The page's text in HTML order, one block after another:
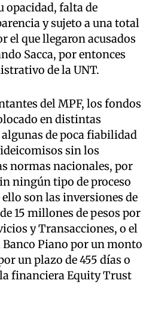
opacidad, falta de
y sujeto a una total
el que llegaron acusados
Sacca, por entonces
de la UNT.
del MPF, los fondos
en distintas
de poca fiabilidad
sin los
normas nacionales, por
ningún tipo de proceso
son las inversiones de
15 millones de pesos por
y Transacciones, o el
Piano por un monto
un plazo de 455 días o
financiera Equity Trust